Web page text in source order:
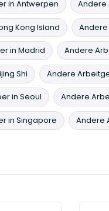
in Antwerpen Andere
Kong Island
in Madrid Andere
Shi Andere
in Seoul Andere
in Singapore Andere